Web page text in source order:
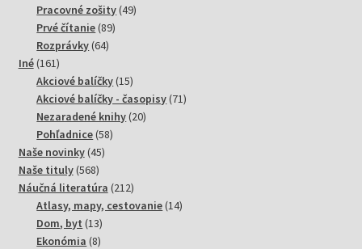
produktov
Pracovné zošity 4949
Prvé čítanie 8989
Rozprávky 6464
Iné 161161
produktov
Akciové balíčky 1515
produktov
Akciové balíčky - časopisy 7171
Nezaradené knihy 2020
Pohľadnice 5858
Naše novinky 4545
Naše tituly 568568
produktov
Náučná literatúra 212212
produktov
Atlasy, mapy, cestovanie 1414
Dom, byt 1313
produktov
Ekonómia 88